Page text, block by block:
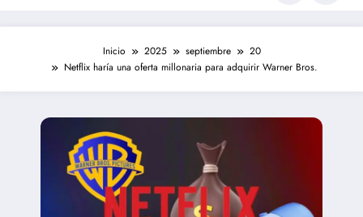
Inicio 2025 septiembre
20
Netflix haría una oferta millonaria para adquirir Warner Bros.